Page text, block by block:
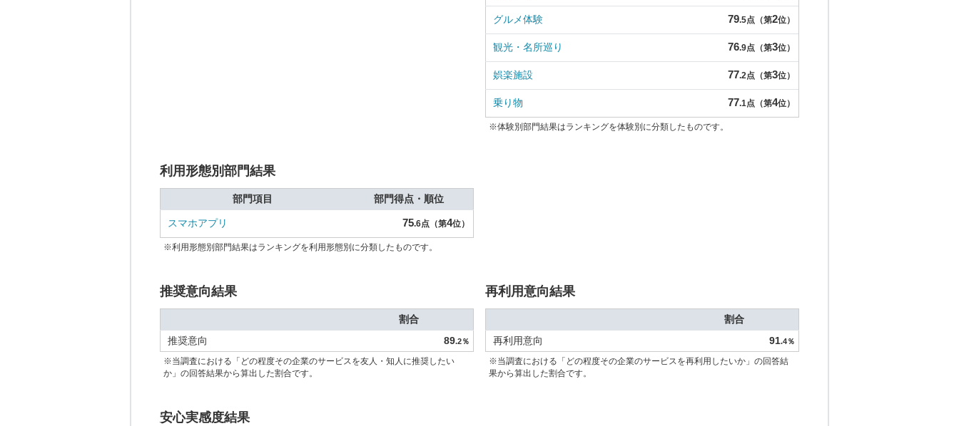
グルメ体験 79.5点（第2位）
観光・名所巡り 76.9点（第3位）
娯楽施設 77.2点（第3位）
乗り物 77.1点（第4位）
※体験別部門結果はランキングを体験別に分類したものです。
利用形態別部門結果
部門項目 部門得点・順位
スマホアプリ 75.6点（第4位）
※利用形態別部門結果はランキングを利用形態別に分類したものです。
推奨意向結果
割合
推奨意向
89.2％
※当調査における「どの程度その企業のサービスを友人・知人に推奨したい
か」の回答結果から算出した割合です。
再利用意向結果
割合
再利用意向
91.4％
※当調査における「どの程度その企業のサービスを再利用したいか」の回答結
果から算出した割合です。
安心実感度結果